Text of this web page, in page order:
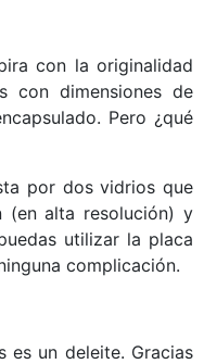
con la originalidad
con dimensiones de
Pero ¿qué
por dos vidrios que
(en alta resolución) y
utilizar la placa
complicación.
es un deleite. Gracias